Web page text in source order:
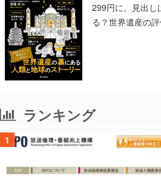
299円に。見出し
る？世界遺産の
ランキング
1